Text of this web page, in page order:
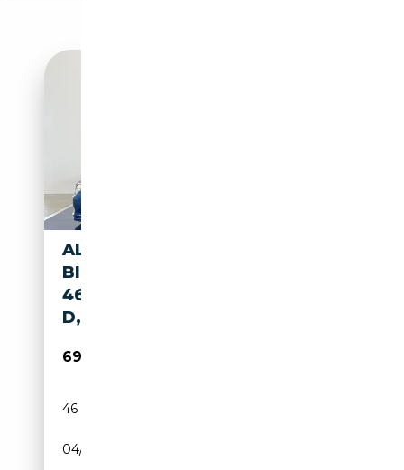
ALPINA B7
BITURBO,2.BESITZ,NUR
46.000KM,SAMMLERZUSTAN
D,
69 900€
46 000 km
04/2011